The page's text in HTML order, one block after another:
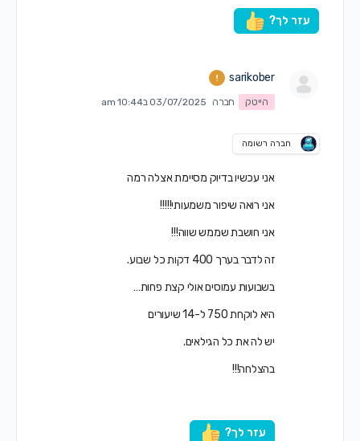
עזר לך?
sarikober
הייטק חברה 03/07/2025 ב10:44 am
חברה רשומה
אני עכשיו בדיוק מסיימת אצלה רמה
אני רואה שיפור משמעותי!!!!!
אני חושבת שממש שווה!!!
זה לדבר בערך 400 דקות כל שבוע.
בשבועות עמוסים אולי קצת פחות…
היא לוקחת 750 ל-14 שיעורים
יש לה את כל הגילאים.
בהצלחה!!!
עזר לך?